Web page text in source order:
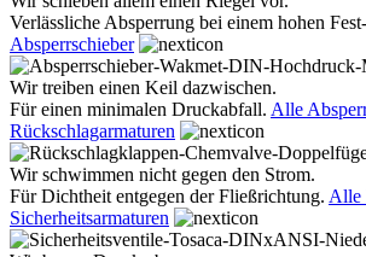
Verlässliche Absperrung bei einem hohen
Absperrschieber
Wir treiben einen Keil dazwischen.
Für einen minimalen Druckabfall. Alle
Rückschlagarmaturen
Wir schwimmen nicht gegen den Strom.
Für Dichtheit entgegen der Fließrichtung. Alle
Sicherheitsarmaturen